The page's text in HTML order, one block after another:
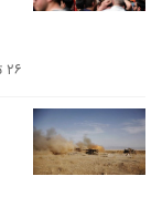
۲۶ تیر ۱۴۰۲